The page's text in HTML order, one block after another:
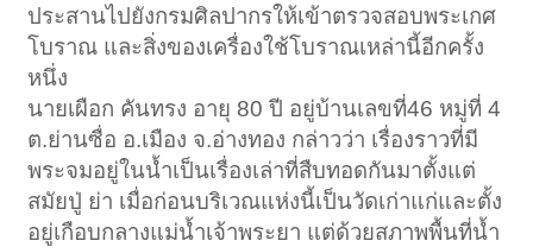
ประสานไปยังกรมศิลปากรให้เข้าตรวจสอบพระเกศ
โบราณ และสิ่งของเครื่องใช้โบราณเหล่านี้อีกครั้ง
หนึ่ง
นายเผือก คันทรง อายุ 80 ปี อยู่บ้านเลขที่46 หมู่ที่ 4
ต.ย่านซื่อ อ.เมือง จ.อ่างทอง กล่าวว่า เรื่องราวที่มี
พระจมอยู่ในน้ำเป็นเรื่องเล่าที่สืบทอดกันมาตั้งแต่
สมัยปู่ ย่า เมื่อก่อนบริเวณแห่งนี้เป็นวัดเก่าแก่และตั้ง
อยู่เกือบกลางแม่น้ำเจ้าพระยา แต่ด้วยสภาพพื้นที่น้ำ